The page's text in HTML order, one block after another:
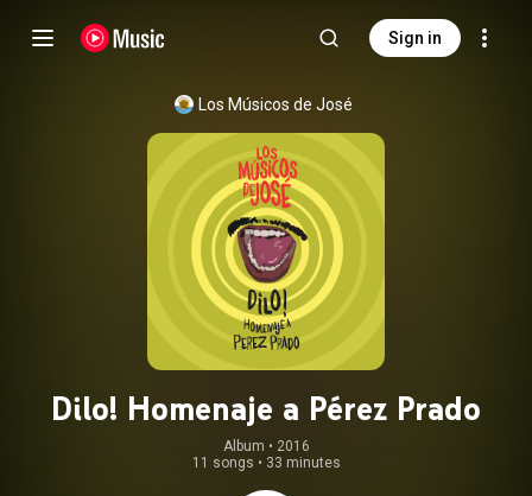
Sign in
Los Músicos de José
Dilo! Homenaje a Pérez Prado
Album • 2016
11 songs • 33 minutes